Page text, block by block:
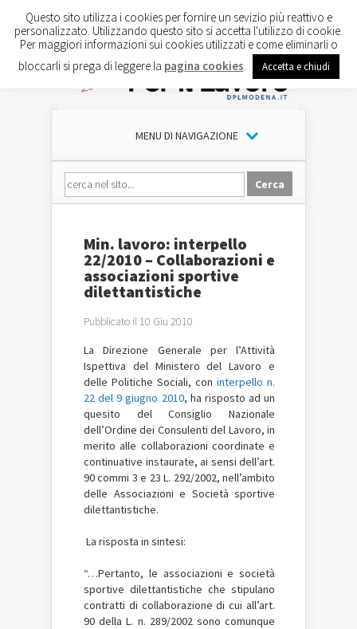
MENU DI NAVIGAZIONE
Min. lavoro: interpello
22/2010 – Collaborazioni e
associazioni sportive
dilettantistiche
Pubblicato il 10 Giu 2010
La Direzione Generale per l’Attività
Ispettiva del Ministero del Lavoro e
delle Politiche Sociali, con interpello n.
22 del 9 giugno 2010, ha risposto ad un
quesito del Consiglio Nazionale
dell’Ordine dei Consulenti del Lavoro, in
merito alle collaborazioni coordinate e
continuative instaurate, ai sensi dell’art.
90 commi 3 e 23 L. 292/2002, nell’ambito
delle Associazioni e Società sportive
dilettantistiche.
La risposta in sintesi:
“…Pertanto, le associazioni e società
sportive dilettantistiche che stipulano
contratti di collaborazione di cui all’art.
90 della L. n. 289/2002 sono comunque
Questo sito utilizza i cookies per fornire un sevizio più reattivo e
personalizzato. Utilizzando questo sito si accetta l'utilizzo di cookie.
Per maggiori informazioni sui cookies utilizzati e come eliminarli o
bloccarli si prega di leggere la pagina cookies Accetta e chiudi